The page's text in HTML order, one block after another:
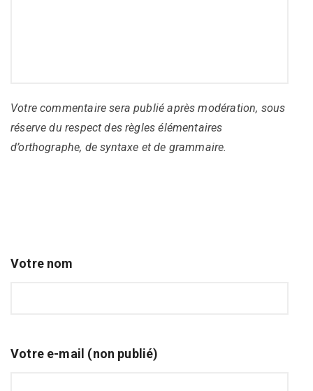
Votre commentaire sera publié après modération, sous
réserve du respect des règles élémentaires
d’orthographe, de syntaxe et de grammaire.
Votre nom
Votre e-mail (non publié)